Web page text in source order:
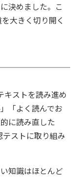
決めました。こ
大きく切り開く
キストを読み進め
「よく読んでお
に読み直した
ストに取り組み
知識はほとんど